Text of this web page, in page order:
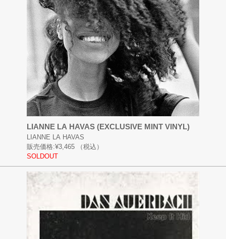
LIANNE LA HAVAS (EXCLUSIVE MINT VINYL)
LIANNE LA HAVAS
販売価格:¥3,465
（税込）
SOLDOUT